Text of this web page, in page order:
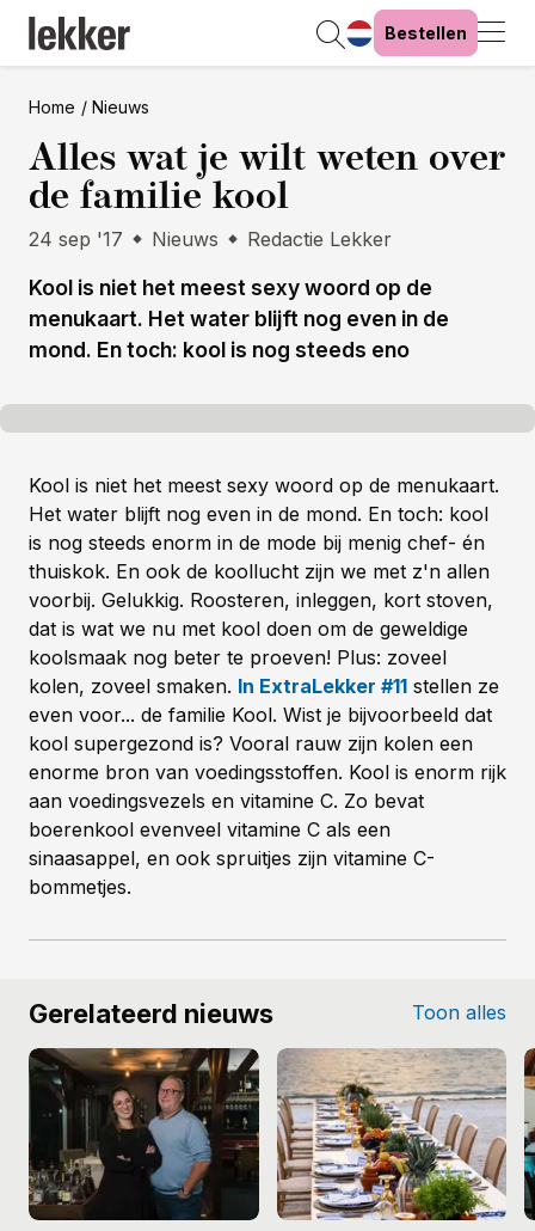
Bestellen
Home Nieuws
Alles wat je wilt weten over
de familie kool
24 sep '17 Nieuws Redactie Lekker
Kool is niet het meest sexy woord op de
menukaart. Het water blijft nog even in de
mond. En toch: kool is nog steeds eno
Kool is niet het meest sexy woord op de menukaart.
Het water blijft nog even in de mond. En toch: kool
is nog steeds enorm in de mode bij menig chef- én
thuiskok. En ook de koollucht zijn we met z'n allen
voorbij. Gelukkig. Roosteren, inleggen, kort stoven,
dat is wat we nu met kool doen om de geweldige
koolsmaak nog beter te proeven! Plus: zoveel
kolen, zoveel smaken. In ExtraLekker #11 stellen ze
even voor... de familie Kool. Wist je bijvoorbeeld dat
kool supergezond is? Vooral rauw zijn kolen een
enorme bron van voedingsstoffen. Kool is enorm rijk
aan voedingsvezels en vitamine C. Zo bevat
boerenkool evenveel vitamine C als een
sinaasappel, en ook spruitjes zijn vitamine C-
bommetjes.
Gerelateerd nieuws Toon alles